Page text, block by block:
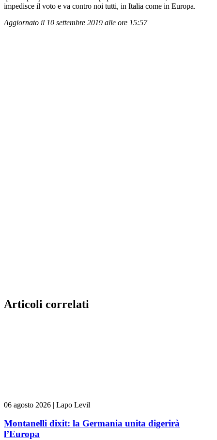
impedisce il voto e va contro noi tutti, in Italia come in Europa.
Aggiornato il 10 settembre 2019 alle ore 15:57
Articoli correlati
06 agosto 2026 | Lapo Levil
Montanelli dixit: la Germania unita digerirà
l’Europa